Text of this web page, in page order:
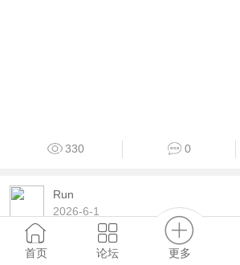
330 0
Run
2026-6-1
绝望反转主图+副图+无未来函
首页 论坛 更多